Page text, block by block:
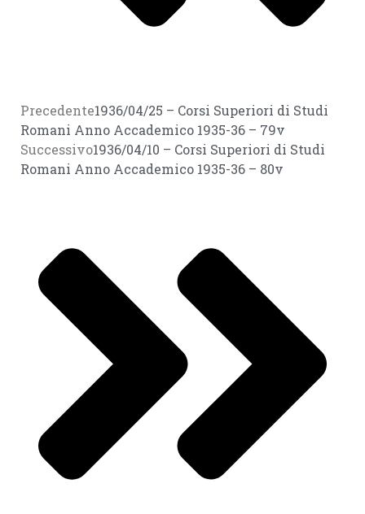
Precedente1936/04/25 – Corsi Superiori di Studi
Romani Anno Accademico 1935-36 – 79v
Successivo1936/04/10 – Corsi Superiori di Studi
Romani Anno Accademico 1935-36 – 80v